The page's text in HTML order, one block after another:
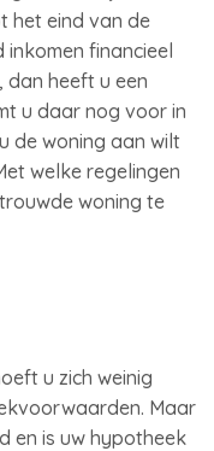
het eind van de
financieel
dan heeft u een
u daar nog voor in
de woning aan wilt
welke regelingen
woning te
u zich weinig
Maar
en is uw hypotheek